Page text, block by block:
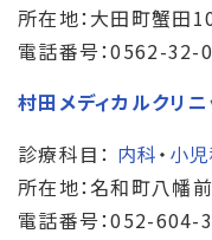
所在地：大田町蟹田
電話番号：0562-32-
村田メディカルクリニ
診療科目： 内科・ 小
所在地：名和町八幡
電話番号：052-604-